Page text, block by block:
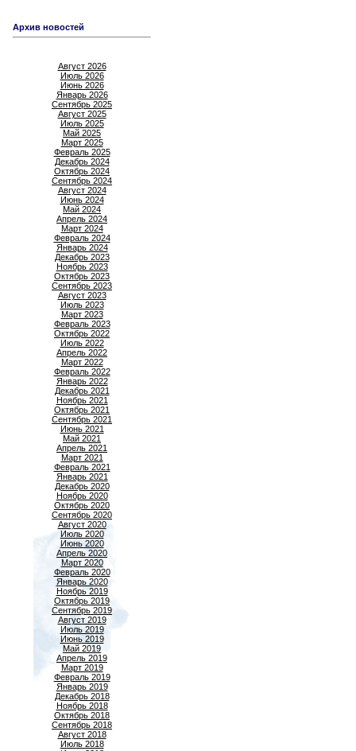
Архив новостей
Август 2026
Июль 2026
Июнь 2026
Январь 2026
Сентябрь 2025
Август 2025
Июль 2025
Май 2025
Март 2025
Февраль 2025
Декабрь 2024
Октябрь 2024
Сентябрь 2024
Август 2024
Июнь 2024
Май 2024
Апрель 2024
Март 2024
Февраль 2024
Январь 2024
Декабрь 2023
Ноябрь 2023
Октябрь 2023
Сентябрь 2023
Август 2023
Июль 2023
Март 2023
Февраль 2023
Октябрь 2022
Июль 2022
Апрель 2022
Март 2022
Февраль 2022
Январь 2022
Декабрь 2021
Ноябрь 2021
Октябрь 2021
Сентябрь 2021
Июнь 2021
Май 2021
Апрель 2021
Март 2021
Февраль 2021
Январь 2021
Декабрь 2020
Ноябрь 2020
Октябрь 2020
Сентябрь 2020
Август 2020
Июль 2020
Июнь 2020
Апрель 2020
Март 2020
Февраль 2020
Январь 2020
Ноябрь 2019
Октябрь 2019
Сентябрь 2019
Август 2019
Июль 2019
Июнь 2019
Май 2019
Апрель 2019
Март 2019
Февраль 2019
Январь 2019
Декабрь 2018
Ноябрь 2018
Октябрь 2018
Сентябрь 2018
Август 2018
Июль 2018